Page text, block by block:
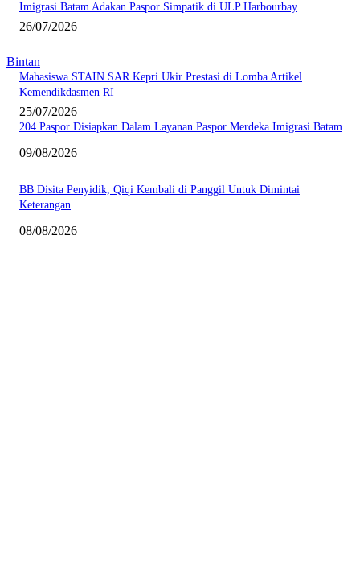
Imigrasi Batam Adakan Paspor Simpatik di ULP Harbourbay
26/07/2026
Bintan
Mahasiswa STAIN SAR Kepri Ukir Prestasi di Lomba Artikel
Kemendikdasmen RI
25/07/2026
204 Paspor Disiapkan Dalam Layanan Paspor Merdeka Imigrasi Batam
09/08/2026
BB Disita Penyidik, Qiqi Kembali di Panggil Untuk Dimintai
Keterangan
08/08/2026